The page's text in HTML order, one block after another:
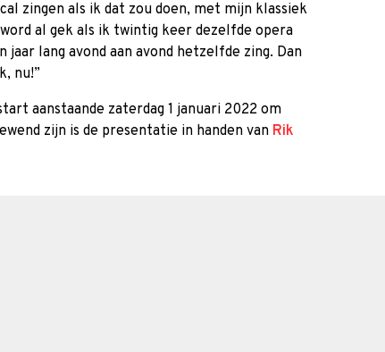
zingen als ik dat zou doen, met mijn klassiek
al gek als ik twintig keer dezelfde opera
lang avond aan avond hetzelfde zing. Dan
nu!”
aanstaande zaterdag 1 januari 2022 om
zijn is de presentatie in handen van Rik